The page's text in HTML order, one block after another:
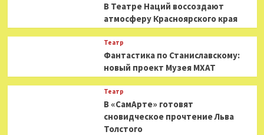
В Театре Наций воссоздают
атмосферу Красноярского края
Театр
Фантастика по Станиславскому:
новый проект Музея МХАТ
Театр
В «СамАрте» готовят
сновидческое прочтение Льва
Толстого